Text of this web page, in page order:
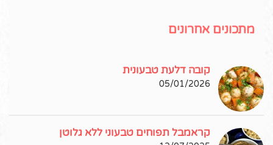
מתכונים אחרונים
קובה דלעת טבעונית
05/01/2026
קראמבל תפוחים טבעוני ללא גלוטן